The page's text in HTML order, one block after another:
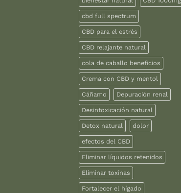
cbd full spectrum
CBD para el estrés
CBD relajante natural
cola de caballo beneficios
Crema con CBD y mentol
Cáñamo Depuración renal
Desintoxicación natural
Detox natural dolor
efectos del CBD
Eliminar líquidos retenidos
Eliminar toxinas
Fortalecer el hígado